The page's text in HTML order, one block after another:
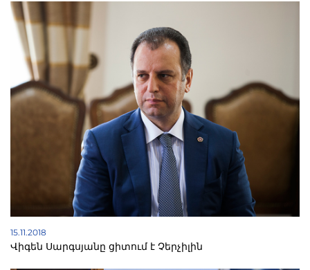
15.11.2018
Վիգեն Սարգսյանը ցիտում է Չերչիլին